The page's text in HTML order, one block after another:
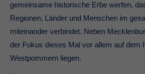
gemeinsame historische Erbe werfen,
Regionen, Länder und Menschen im
miteinander verbindet. Neben
der Fokus dieses Mal vor allem auf dem
Westpommern liegen.